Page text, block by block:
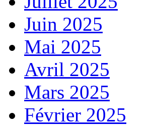
Juin 2025
Mai 2025
Avril 2025
Mars 2025
Février 2025